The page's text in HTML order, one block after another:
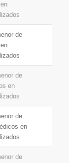
de
de
en
de
en
de